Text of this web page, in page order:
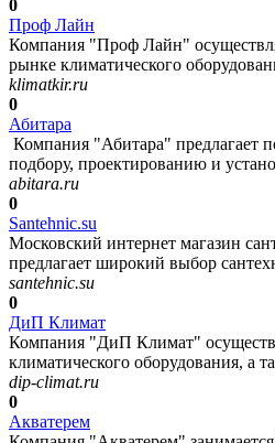
0
Проф Лайн
Компания "Проф Лайн"
рынке климатического
klimatkir.ru
0
Абитара
Компания "Абитара" предлагает
подбору, проектированию и
abitara.ru
0
Santehnic.su
Московский интернет магазин
предлагает широкий выбор
santehnic.su
0
ДиП Климат
Компания "ДиП Климат"
климатического оборудования, а
dip-climat.ru
0
Акватерем